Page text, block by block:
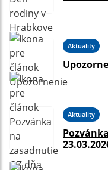
Aktuality
Aktuality